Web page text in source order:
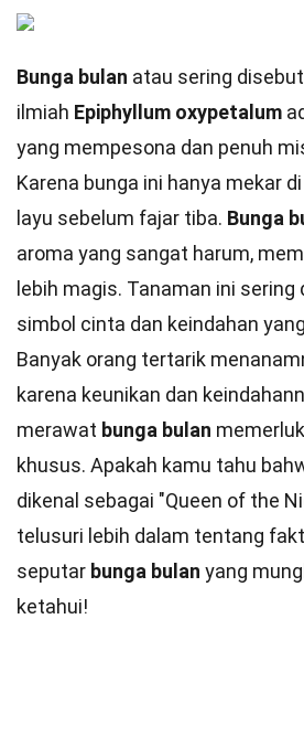
Bunga bulan atau sering
ilmiah Epiphyllum oxypetalum
yang mempesona dan penuh
Karena bunga ini hanya mekar
layu sebelum fajar tiba. Bunga
aroma yang sangat harum,
lebih magis. Tanaman ini sering
simbol cinta dan keindahan
Banyak orang tertarik
karena keunikan dan
merawat bunga bulan
khusus. Apakah kamu tahu
dikenal sebagai "Queen of the
telusuri lebih dalam tentang
seputar bunga bulan yang
ketahui!